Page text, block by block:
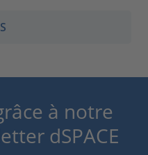
à notre
dSPACE